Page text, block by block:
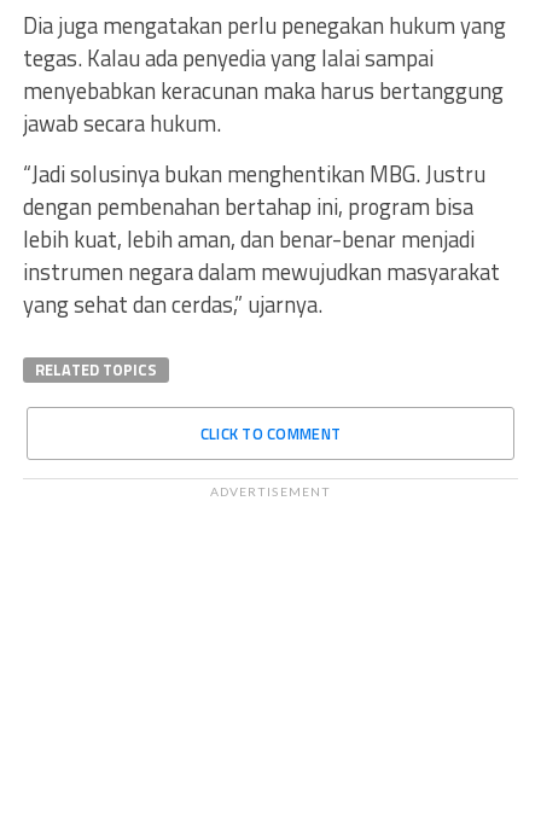
Dia juga mengatakan perlu penegakan hukum yang
tegas. Kalau ada penyedia yang lalai sampai
menyebabkan keracunan maka harus bertanggung
jawab secara hukum.
“Jadi solusinya bukan menghentikan MBG. Justru
dengan pembenahan bertahap ini, program bisa
lebih kuat, lebih aman, dan benar-benar menjadi
instrumen negara dalam mewujudkan masyarakat
yang sehat dan cerdas,” ujarnya.
RELATED TOPICS
CLICK TO COMMENT
ADVERTISEMENT